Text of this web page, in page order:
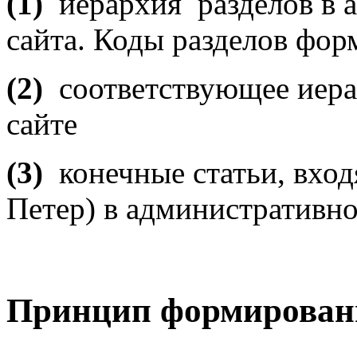
сайта. Коды разделов
(2) соответствующее
сайте
(3) конечные статьи,
Петер) в
Принцип